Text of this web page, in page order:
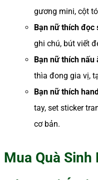
gương mini, cột
Bạn nữ thích đọc
ghi chú, bút viết
Bạn nữ thích nấu
thìa đong gia vị,
Bạn nữ thích
tay, set sticker
cơ bản.
Mua Quà Sinh